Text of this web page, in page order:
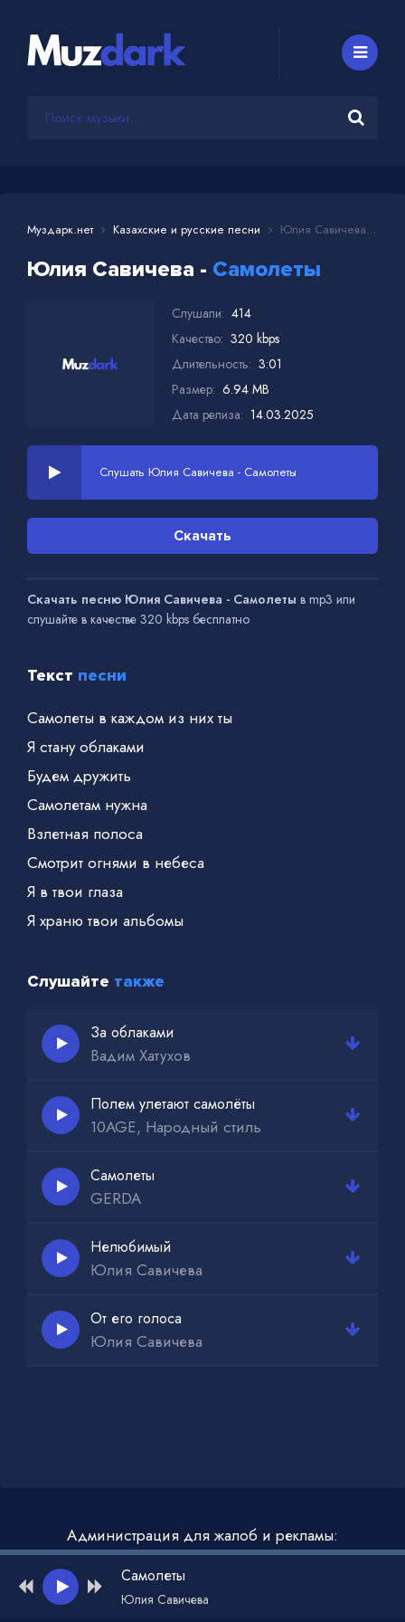
Муздарк.нет Казахские и русские песни Юлия Савичева - Самолеты
Юлия Савичева - Самолеты
Слушали: 414
Качество: 320 kbps
Длительность: 3:01
Размер: 6.94 MB
Дата релиза: 14.03.2025
Слушать Юлия Савичева - Самолеты
Скачать
Скачать песню Юлия Савичева - Самолеты в mp3 или
слушайте в качестве 320 kbps бесплатно
Текст песни
Самолеты в каждом из них ты
Я стану облаками
Будем дружить
Самолетам нужна
Взлетная полоса
Смотрит огнями в небеса
Я в твои глаза
Я храню твои альбомы
Слушайте также
За облаками
Вадим Хатухов
Полем улетают самолёты
10AGE, Народный стиль
Самолеты
GERDA
Нелюбимый
Юлия Савичева
От его голоса
Юлия Савичева
Администрация для жалоб и рекламы:
admin@muzdark.net
Самолеты
Юлия Савичева